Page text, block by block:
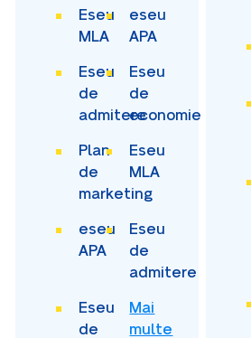
Eseu
MLA
eseu
APA
Eseu
de
admitere
Eseu
de
economie
Plan
de
marketing
Eseu
MLA
eseu
APA
Eseu
de
admitere
Eseu
de
Mai
multe